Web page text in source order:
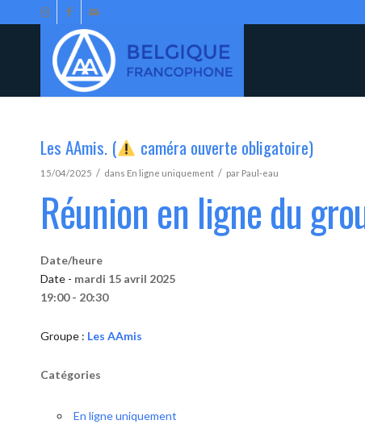
Les AAmis. ( caméra ouverte obligatoire)
15/04/2025 / dans En ligne uniquement / par Paul-eau
Réunion en ligne du
Date/heure
Date - mardi 15 avril 2025
19:00 - 20:30
Groupe : Les AAmis
Catégories
En ligne uniquement